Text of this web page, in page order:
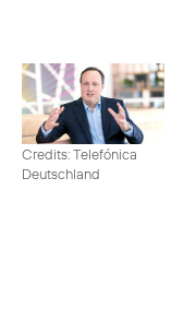
Credits: Telefónica
Deutschland